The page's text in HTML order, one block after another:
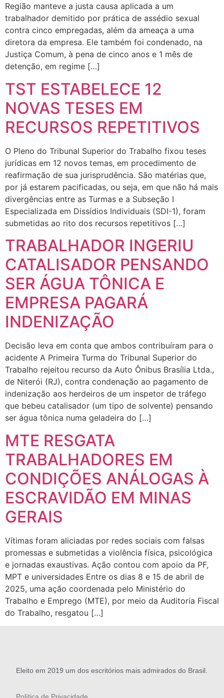
Região manteve a justa causa aplicada a um
trabalhador demitido por prática de assédio sexual
contra cinco empregadas, além da ameaça a uma
diretora da empresa. Ele também foi condenado, na
Justiça Comum, à pena de cinco anos e 1 mês de
detenção, em regime […]
TST ESTABELECE 12
NOVAS TESES EM
RECURSOS REPETITIVOS
O Pleno do Tribunal Superior do Trabalho fixou teses
jurídicas em 12 novos temas, em procedimento de
reafirmação de sua jurisprudência. São matérias que,
por já estarem pacificadas, ou seja, em que não há mais
divergências entre as Turmas e a Subseção I
Especializada em Dissídios Individuais (SDI-1), foram
submetidas ao rito dos recursos repetitivos […]
TRABALHADOR INGERIU
CATALISADOR PENSANDO
SER ÁGUA TÔNICA E
EMPRESA PAGARÁ
INDENIZAÇÃO
Decisão leva em conta que ambos contribuíram para o
acidente A Primeira Turma do Tribunal Superior do
Trabalho rejeitou recurso da Auto Ônibus Brasília Ltda.,
de Niterói (RJ), contra condenação ao pagamento de
indenização aos herdeiros de um inspetor de tráfego
que bebeu catalisador (um tipo de solvente) pensando
ser água tônica numa geladeira do […]
MTE RESGATA
TRABALHADORES EM
CONDIÇÕES ANÁLOGAS À
ESCRAVIDÃO EM MINAS
GERAIS
Vítimas foram aliciadas por redes sociais com falsas
promessas e submetidas a violência física, psicológica
e jornadas exaustivas. Ação contou com apoio da PF,
MPT e universidades Entre os dias 8 e 15 de abril de
2025, uma ação coordenada pelo Ministério do
Trabalho e Emprego (MTE), por meio da Auditoria Fiscal
do Trabalho, resgatou […]
Eleito em 2019 um dos escritórios mais admirados do Brasil.